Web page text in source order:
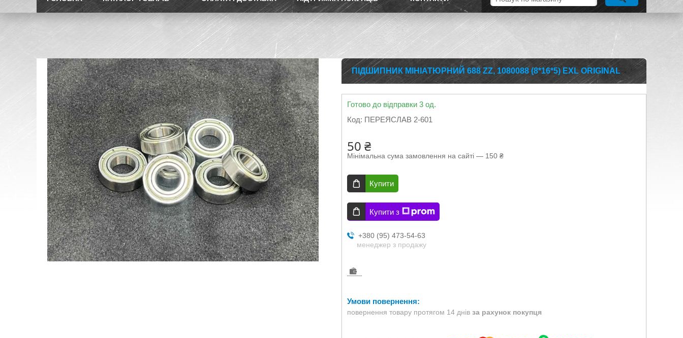
ПІДШИПНИК МІНІАТЮРНИЙ 688 ZZ, 1080088 (8*16*5) EXL ORIGINAL
Готово до відправки 3 од.
Код: ПЕРЕЯСЛАВ 2-601
50 ₴
Мінімальна сума замовлення на сайті — 150 ₴
Купити
Купити з
+380 (95) 473-54-63
менеджер з продажу
повернення товару протягом 14 днів за рахунок покупця